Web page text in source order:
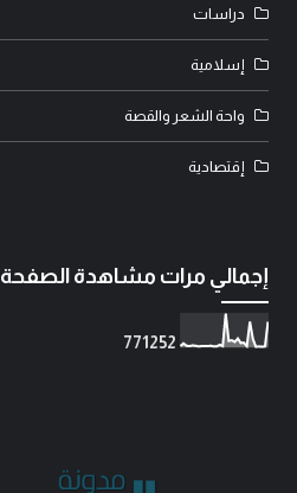
دراسات
إسلامية
واحة الشعر والقصة
إقتصادية
إجمالي مرات مشاهدة الصفحة
771 252